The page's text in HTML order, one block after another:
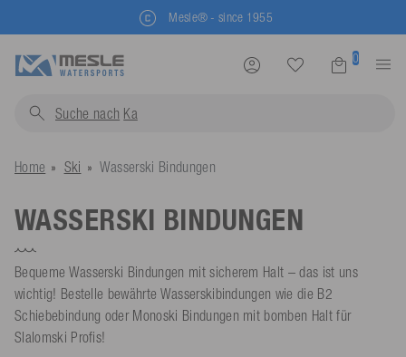
Mesle® - since 1955
0
Suche nach Schwim
Home Ski Wasserski Bindungen
WASSERSKI BINDUNGEN
Bequeme Wasserski Bindungen mit sicherem Halt – das ist uns
wichtig! Bestelle bewährte Wasserskibindungen wie die B2
Schiebebindung oder Monoski Bindungen mit bomben Halt für
Slalomski Profis!